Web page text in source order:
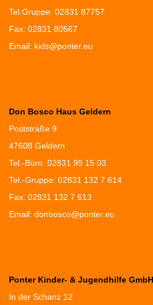
Tel.Gruppe: 02831 87757
Fax: 02831 80567
Email: kids@ponter.eu
Don Bosco Haus Geldern
Poststraße 9
47608 Geldern
Tel.-Büro: 02831 99 15 03
Tel.-Gruppe: 02831 132 7 614
Fax: 02831 132 7 613
Email: donbosco@ponter.eu
Ponter Kinder- & Jugendhilfe GmbH
In der Schanz 12